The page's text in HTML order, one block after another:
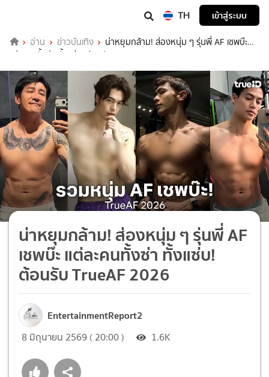
TH เข้าสู่ระบบ
อ่าน ข่าวบันเทิง
น่าหยุมกล้าม! ส่องหนุ่ม ๆ รุ่นพี่ AF เชพบ๊ะ
แต่ละคนทั้งซ่า ทั้งแซ่บ! ต้อนรับ TrueAF 2026
น่าหยุมกล้าม! ส่องหนุ่ม ๆ รุ่นพี่ AF
เชพบ๊ะ แต่ละคนทั้งซ่า ทั้งแซ่บ!
ต้อนรับ TrueAF 2026
EntertainmentReport2
8 มิถุนายน 2569 ( 20:00 ) 1.6K